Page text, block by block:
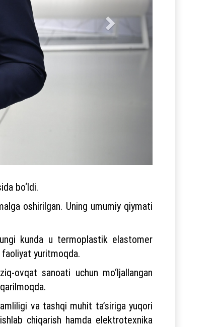
bo‘ldi.
oshirilgan. Uning umumiy qiymati
kunda u termoplastik elastomer
faoliyat yuritmoqda.
ovqat sanoati uchun mo‘ljallangan
va tashqi muhit ta’siriga yuqori
chiqarish hamda elektrotexnika